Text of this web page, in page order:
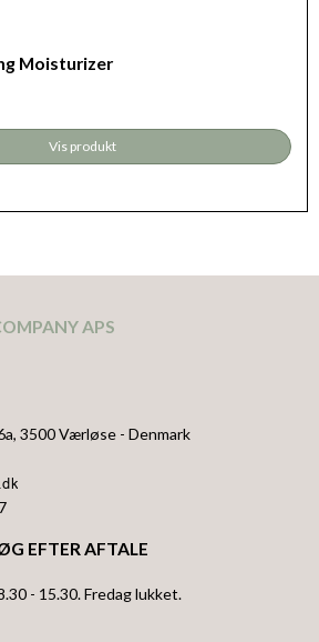
Moisturizer
Vis produkt
APS
, 3500Værløse - Denmark
EFTER AFTALE
- 15.30. Fredag lukket.